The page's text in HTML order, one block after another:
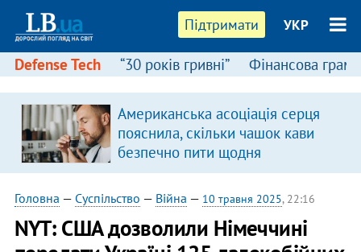
Підтримати УКР
Defense Tech “30 років гривні” Фінансова
Американська асоціація серця
пояснила, скільки чашок кави
безпечно пити щодня
Головна — Суспільство — Війна — 10 травня 2025, 22:16
NYT: США дозволили Німеччині